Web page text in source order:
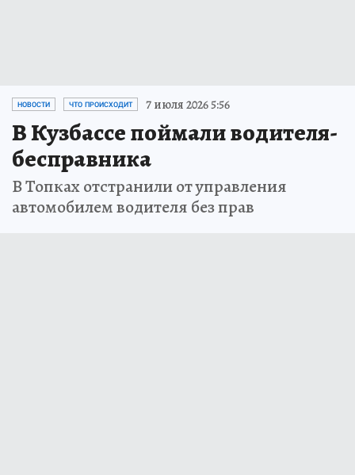
НОВОСТИ ЧТО ПРОИСХОДИТ 7 июля 2026 5:56
В Кузбассе поймали водителя-
бесправника
В Топках отстранили от управления
автомобилем водителя без прав